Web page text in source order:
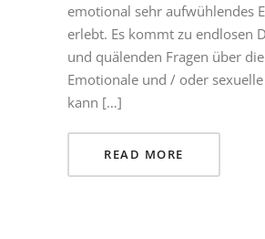
emotional sehr aufwühlendes
erlebt. Es kommt zu endlosen
und quälenden Fragen über
Emotionale und / oder
kann […]
READ MORE